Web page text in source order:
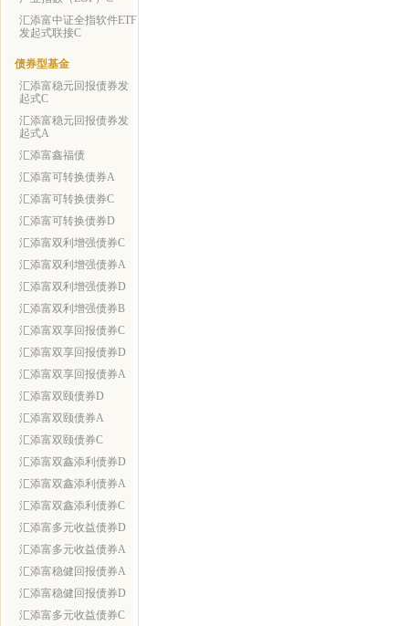
汇添富中证全指软件ETF
发起式联接C
债券型基金
汇添富稳元回报债券发
起式C
汇添富稳元回报债券发
起式A
汇添富鑫福债
汇添富可转换债券A
汇添富可转换债券C
汇添富可转换债券D
汇添富双利增强债券C
汇添富双利增强债券A
汇添富双利增强债券D
汇添富双利增强债券B
汇添富双享回报债券C
汇添富双享回报债券D
汇添富双享回报债券A
汇添富双颐债券D
汇添富双颐债券A
汇添富双颐债券C
汇添富双鑫添利债券D
汇添富双鑫添利债券A
汇添富双鑫添利债券C
汇添富多元收益债券D
汇添富多元收益债券A
汇添富稳健回报债券A
汇添富稳健回报债券D
汇添富多元收益债券C